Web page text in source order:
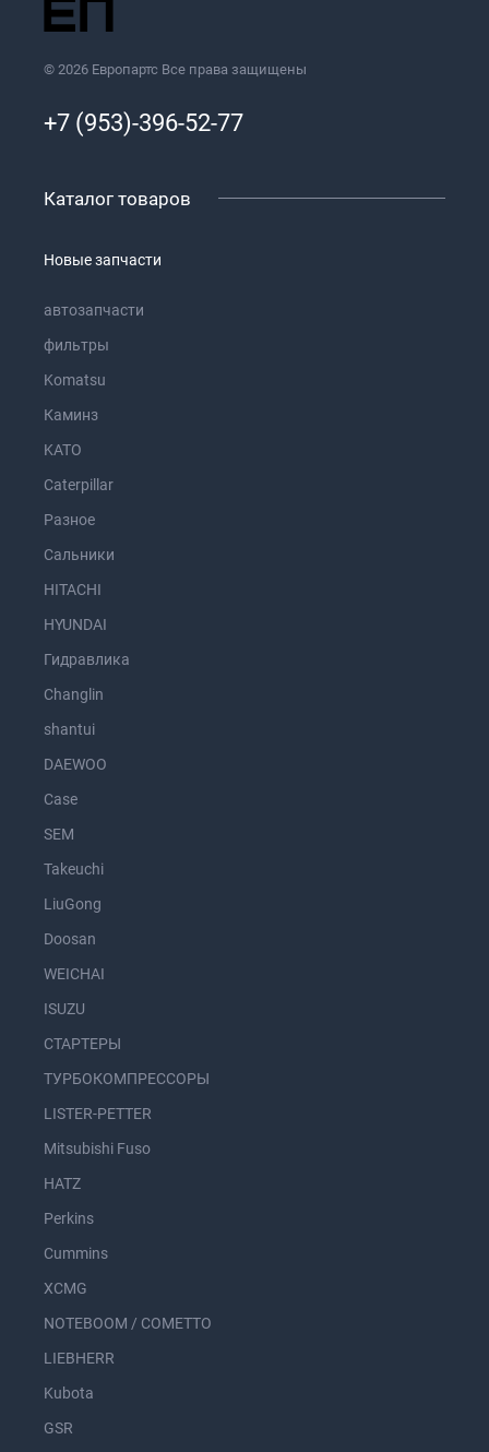
© 2026 Европартс Все права защищены
+7 (953)-396-52-77
Каталог товаров
Новые запчасти
автозапчасти
фильтры
Komatsu
Каминз
KATO
Caterpillar
Разное
Сальники
HITACHI
HYUNDAI
Гидравлика
Changlin
shantui
DAEWOO
Case
SEM
Takeuchi
LiuGong
Doosan
WEICHAI
ISUZU
СТАРТЕРЫ
ТУРБОКОМПРЕССОРЫ
LISTER-PETTER
Mitsubishi Fuso
HATZ
Perkins
Cummins
XCMG
NOTEBOOM / COMETTO
LIEBHERR
Kubota
GSR